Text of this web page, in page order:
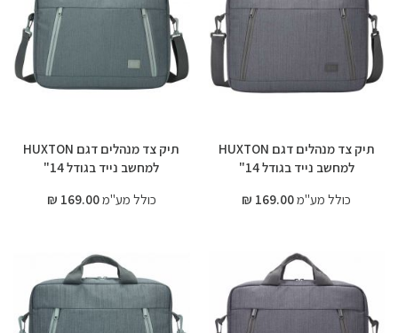
תיק צד מנהלים דגם HUXTON
למחשב נייד בגודל 14"
כולל מע"מ169.00 ₪
תיק צד מנהלים דגם HUXTON
למחשב נייד בגודל 14"
כולל מע"מ169.00 ₪